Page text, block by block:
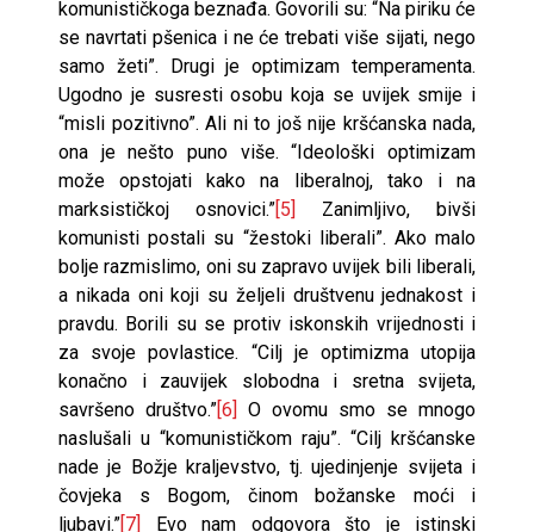
komunističkoga beznađa. Govorili su: “Na piriku će
se navrtati pšenica i ne će trebati više sijati, nego
samo žeti”. Drugi je optimizam temperamenta.
Ugodno je susresti osobu koja se uvijek smije i
“misli pozitivno”. Ali ni to još nije kršćanska nada,
ona je nešto puno više. “Ideološki optimizam
može opstojati kako na liberalnoj, tako i na
marksističkoj osnovici.” [5]
Zanimljivo, bivši
komunisti postali su “žestoki liberali”. Ako malo
bolje razmislimo, oni su zapravo uvijek bili liberali,
a nikada oni koji su željeli društvenu jednakost i
pravdu. Borili su se protiv iskonskih vrijednosti i
za svoje povlastice. “Cilj je optimizma utopija
konačno i zauvijek slobodna i sretna svijeta,
savršeno društvo.” [6]
O ovomu smo se mnogo
naslušali u “komunističkom raju”. “Cilj kršćanske
nade je Božje kraljevstvo, tj. ujedinjenje svijeta i
čovjeka s Bogom, činom božanske moći i
ljubavi.” [7]
Evo nam odgovora što je istinski